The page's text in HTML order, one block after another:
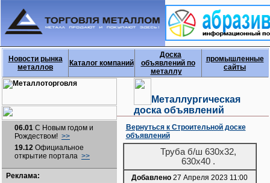
Новости рынка
металлов
Каталог компаний
Доска
объявлений по
металлу
промышленные
сайты
06.01 С Новым годом и
Рождеством! >>
19.12 Официальное
открытие портала >>
Реклама:
Металлургическая
доска объявлений
Вернуться к Строительной доске
объявлений
Труба б/ш 630х32,
630х40 .
Добавлено 27 Апреля 2023 11:00